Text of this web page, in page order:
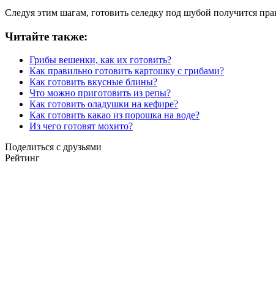
Следуя этим шагам, готовить селедку под шубой получится
Читайте также:
Грибы вешенки, как их готовить?
Как правильно готовить картошку с грибами?
Как готовить вкусные блины?
Что можно приготовить из репы?
Как готовить оладушки на кефире?
Как готовить какао из порошка на воде?
Из чего готовят мохито?
Поделиться с друзьями
Рейтинг